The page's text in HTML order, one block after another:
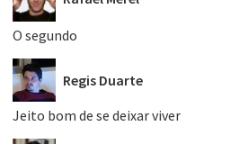
O segundo
Regis Duarte
Jeito bom de se deixar viver